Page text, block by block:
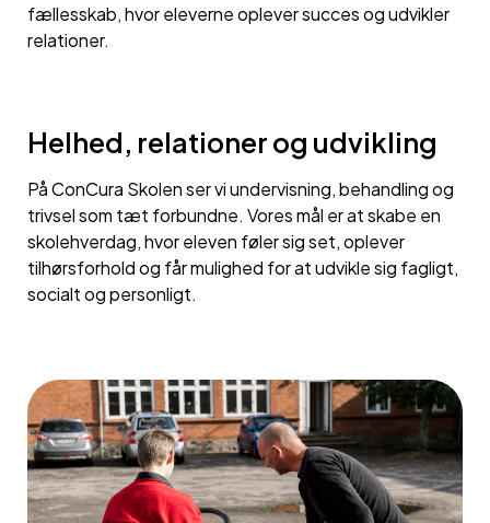
fællesskab, hvor eleverne oplever succes og udvikler
relationer.
Helhed, relationer og udvikling
På ConCura Skolen ser vi undervisning, behandling og
trivsel som tæt forbundne. Vores mål er at skabe en
skolehverdag, hvor eleven føler sig set, oplever
tilhørsforhold og får mulighed for at udvikle sig fagligt,
socialt og personligt.